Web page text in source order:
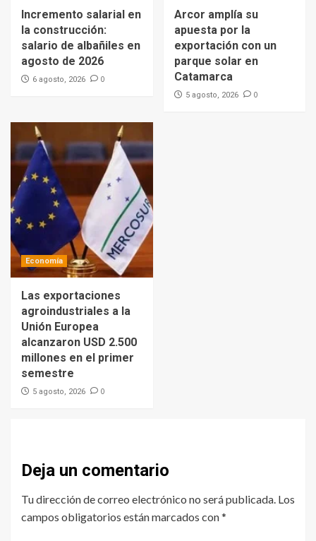
Incremento salarial en
la construcción:
salario de albañiles en
agosto de 2026
6 agosto, 2026 0
Arcor amplía su
apuesta por la
exportación con un
parque solar en
Catamarca
5 agosto, 2026 0
Economía
Las exportaciones
agroindustriales a la
Unión Europea
alcanzaron USD 2.500
millones en el primer
semestre
5 agosto, 2026 0
Deja un comentario
Tu dirección de correo electrónico no será publicada. Los
campos obligatorios están marcados con*